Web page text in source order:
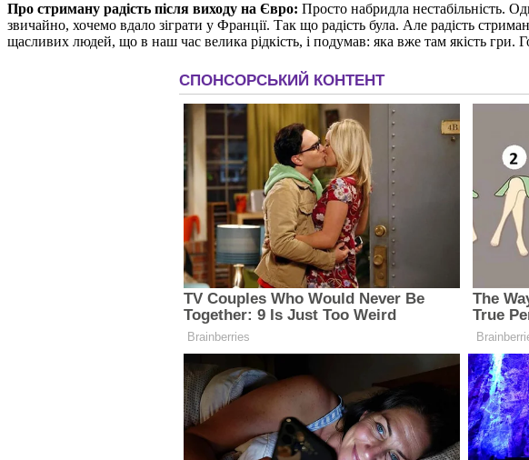
Про стриману радість після виходу на Євро: Просто набридла нестабільність.
звичайно, хочемо вдало зіграти у Франції. Так що радість була. Але радість
щасливих людей, що в наш час велика рідкість, і подумав: яка вже там якість